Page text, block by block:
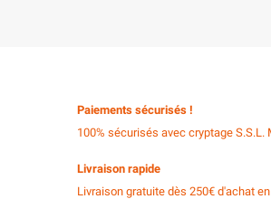
Paiements sécurisés !
100% sécurisés avec cryptage
Livraison rapide
Livraison gratuite dès 250€ d'achat